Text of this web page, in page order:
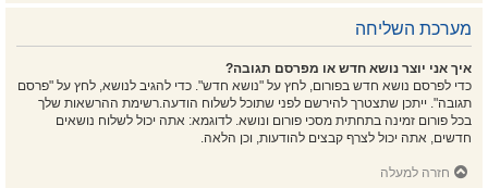
מערכת השליחה
איך אני יוצר נושא חדש או מפרסם תגובה?
כדי לפרסם נושא חדש בפורום, לחץ על "נושא חדש". כדי להגיב לנושא, לחץ על "פרסם
תגובה". ייתכן שתצטרך להירשם לפני שתוכל לשלוח הודעה.רשימת ההרשאות שלך
בכל פורום זמינה בתחתית מסכי פורום ונושא. לדוגמא: אתה יכול לשלוח נושאים
חדשים, אתה יכול לצרף קבצים להודעות, וכן הלאה.
חזרה למעלה